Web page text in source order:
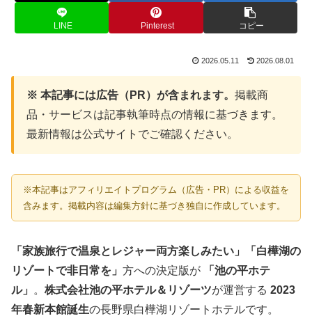
LINE Pinterest コピー
2026.05.11 2026.08.01
※ 本記事には広告（PR）が含まれます。 掲載商
品・サービスは記事執筆時点の情報に基づきます。
最新情報は公式サイトでご確認ください。
※本記事はアフィリエイトプログラム（広告・PR）による収益を
含みます。掲載内容は編集方針に基づき独自に作成しています。
「家族旅行で温泉とレジャー両方楽しみたい」「白樺湖の
リゾートで非日常を」 方への決定版が
「池の平ホテ
ル」
。 株式会社池の平ホテル＆リゾーツが運営する 2023
年春新本館誕生の長野県白樺湖リゾートホテルです。